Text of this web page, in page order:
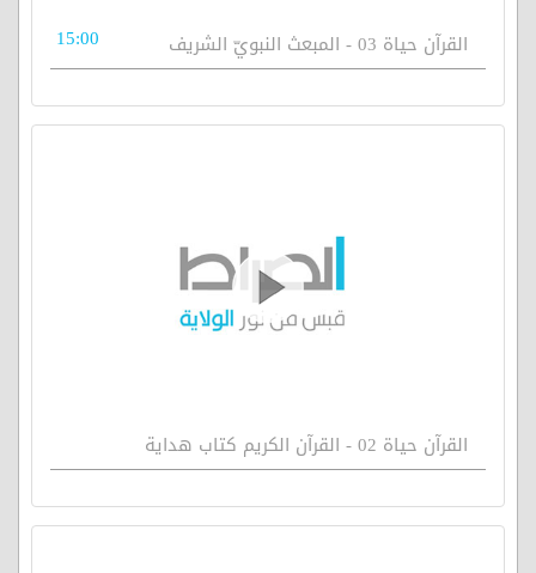
القرآن حياة 03 - المبعث النبويّ الشريف 15:00
القرآن حياة 02 - القرآن الكريم كتاب هداية